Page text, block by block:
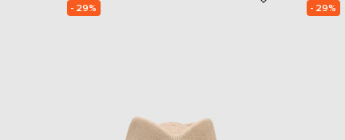
- 29%
- 29%